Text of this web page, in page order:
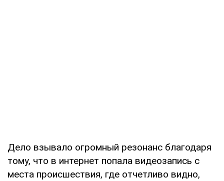
Дело взывало огромный резонанс благодаря
тому, что в интернет попала видеозапись с
места происшествия, где отчетливо видно,